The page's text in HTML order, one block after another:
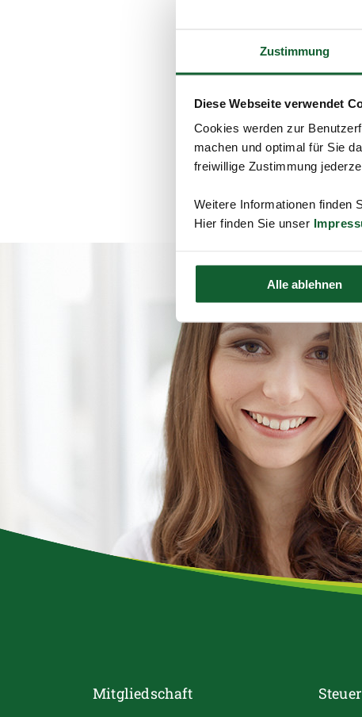
Zustimmung
Diese Webseite verwendet
Cookies werden zur
machen und optimal für Sie
freiwillige Zustimmung
Weitere Informationen finden
Hier finden Sie unser
Alle ablehnen
Ein Abzug nach den
Hochschule kein
Ein Student, der
schließen und zurück
Mitgliedschaft